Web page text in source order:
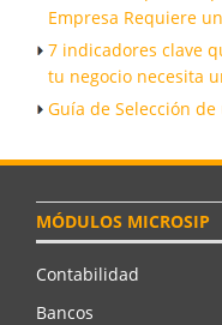
Empresa Requiere
7 indicadores clave
tu negocio necesita
Guía de Selección de
MÓDULOS MICROSIP
Contabilidad
Bancos